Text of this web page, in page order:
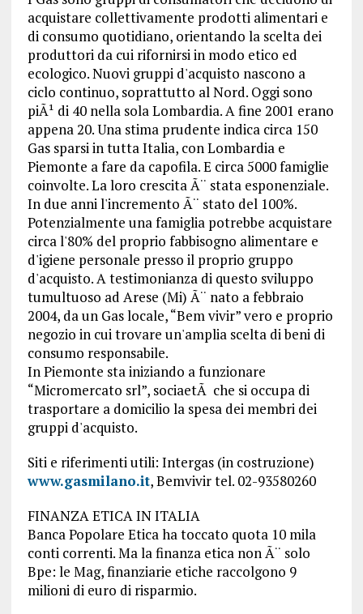
acquistare collettivamente prodotti alimentari e
di consumo quotidiano, orientando la scelta dei
produttori da cui rifornirsi in modo etico ed
ecologico. Nuovi gruppi d'acquisto nascono a
ciclo continuo, soprattutto al Nord. Oggi sono
piÃ¹ di 40 nella sola Lombardia. A fine 2001 erano
appena 20. Una stima prudente indica circa 150
Gas sparsi in tutta Italia, con Lombardia e
Piemonte a fare da capofila. E circa 5000 famiglie
coinvolte. La loro crescita Ã¨ stata esponenziale.
In due anni l'incremento Ã¨ stato del 100%.
Potenzialmente una famiglia potrebbe acquistare
circa l'80% del proprio fabbisogno alimentare e
d'igiene personale presso il proprio gruppo
d'acquisto. A testimonianza di questo sviluppo
tumultuoso ad Arese (Mi) Ã¨ nato a febbraio
2004, da un Gas locale, “Bem vivir” vero e proprio
negozio in cui trovare un'amplia scelta di beni di
consumo responsabile.
In Piemonte sta iniziando a funzionare
“Micromercato srl”, sociaetÃ che si occupa di
trasportare a domicilio la spesa dei membri dei
gruppi d'acquisto.
Siti e riferimenti utili: Intergas (in costruzione)
www.gasmilano.it, Bemvivir tel. 02-93580260
FINANZA ETICA IN ITALIA
Banca Popolare Etica ha toccato quota 10 mila
conti correnti. Ma la finanza etica non Ã¨ solo
Bpe: le Mag, finanziarie etiche raccolgono 9
milioni di euro di risparmio.